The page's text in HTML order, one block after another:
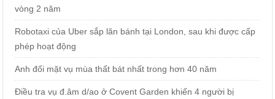
vòng 2 năm
Robotaxi của Uber sắp lăn bánh tại London, sau khi được cấp
phép hoạt động
Anh đối mặt vụ mùa thất bát nhất trong hơn 40 năm
Điều tra vụ đ.âm d/ao ở Covent Garden khiến 4 người bị